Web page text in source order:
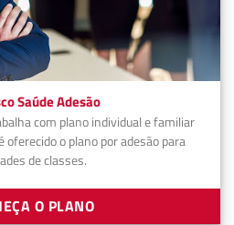
Saúde Adesão
com plano individual e familiar
o plano por adesão para
de classes.
O PLANO